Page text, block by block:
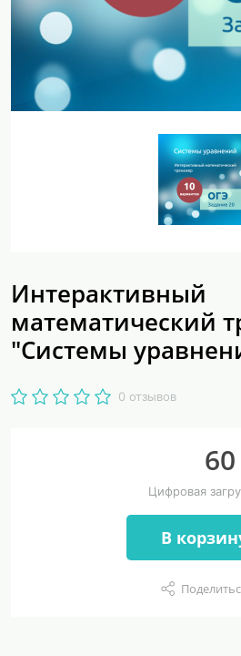
Интерактивный
математический
"Системы
0 отзывов
Цифровая
В